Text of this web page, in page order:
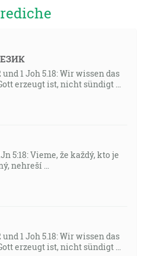
und 1 Joh 5.18: Wir wissen das
erzeugt ist, nicht sündigt ...
5:18: Vieme, že každý, kto je
nehreší …
und 1 Joh 5.18: Wir wissen das
erzeugt ist, nicht sündigt ...